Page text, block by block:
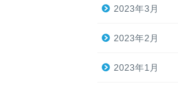
2023年3月
2023年2月
2023年1月